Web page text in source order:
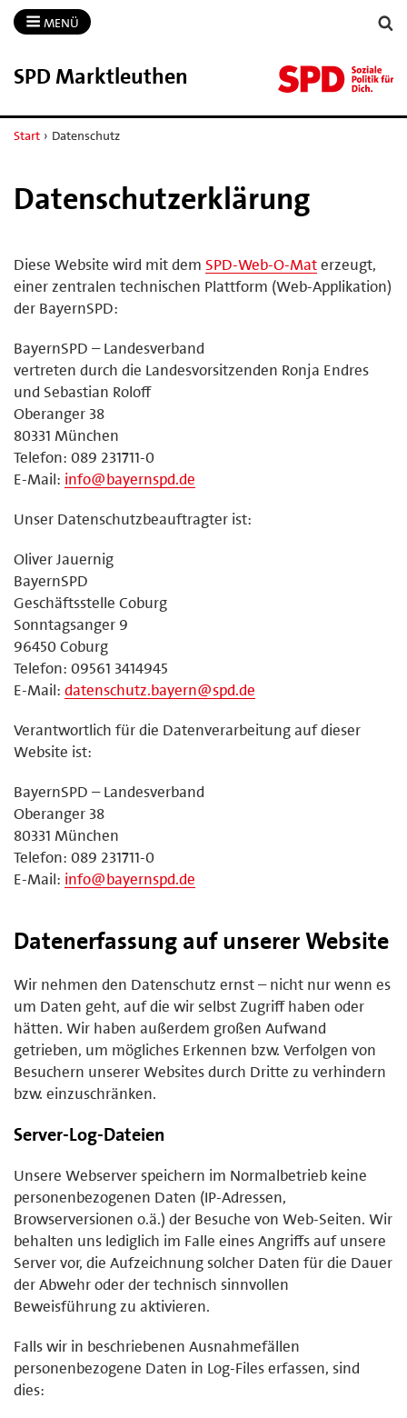
MENÜ
SPD Marktleuthen
Start › Datenschutz
Datenschutzerklärung
Diese Website wird mit dem SPD-Web-O-Materzeugt,
einer zentralen technischen Plattform (Web-Applikation)
der BayernSPD:
BayernSPD – Landesverband
vertreten durch die Landesvorsitzenden Ronja Endres
und Sebastian Roloff
Oberanger 38
80331 München
Telefon: 089 231711-0
E-Mail: info@bayernspd.de
Unser Datenschutzbeauftragter ist:
Oliver Jauernig
BayernSPD
Geschäftsstelle Coburg
Sonntagsanger 9
96450 Coburg
Telefon: 09561 3414945
E-Mail: datenschutz.bayern@spd.de
Verantwortlich für die Datenverarbeitung auf dieser
Website ist:
BayernSPD – Landesverband
Oberanger 38
80331 München
Telefon: 089 231711-0
E-Mail: info@bayernspd.de
Datenerfassung auf unserer Website
Wir nehmen den Datenschutz ernst – nicht nur wenn es
um Daten geht, auf die wir selbst Zugriff haben oder
hätten. Wir haben außerdem großen Aufwand
getrieben, um mögliches Erkennen bzw. Verfolgen von
Besuchern unserer Websites durch Dritte zu verhindern
bzw. einzuschränken.
Server-Log-Dateien
Unsere Webserver speichern im Normalbetrieb keine
personenbezogenen Daten (IP-Adressen,
Browserversionen o.ä.) der Besuche von Web-Seiten. Wir
behalten uns lediglich im Falle eines Angriffs auf unsere
Server vor, die Aufzeichnung solcher Daten für die Dauer
der Abwehr oder der technisch sinnvollen
Beweisführung zu aktivieren.
Falls wir in beschriebenen Ausnahmefällen
personenbezogene Daten in Log-Files erfassen, sind
dies: